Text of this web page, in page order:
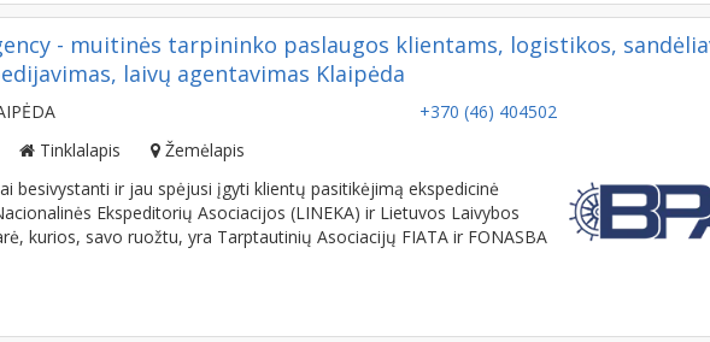
- muitinės tarpininko paslaugos klientams, logistikos,
laivų agentavimas Klaipėda
+370 (46) 404502
Tinklalapis
Žemėlapis
besivystanti ir jau spėjusi įgyti klientų pasitikėjimą ekspedicinė
Ekspeditorių Asociacijos (LINEKA) ir Lietuvos Laivybos
kurios, savo ruožtu, yra Tarptautinių Asociacijų FIATA ir FONASBA